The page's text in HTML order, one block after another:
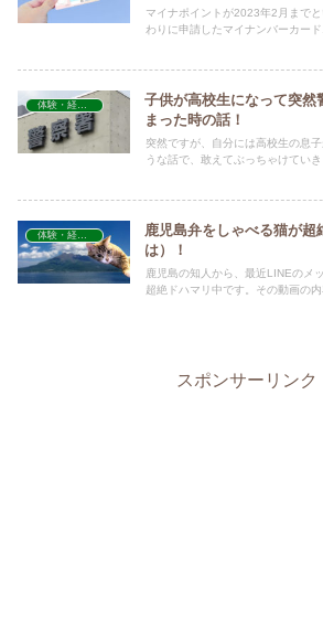
マイナポイントが2023年2月まで
わりに申請したマイナンバーカード
体験・経験談
子供が高校生になって突然
まった時の話！
突然ですが、自分には高校生の息
うな話で、敢えてぶっちゃけていき
体験・経験談
鹿児島弁をしゃべる猫が
は）！
鹿児島の知人から、最近LINEのメ
超絶ドハマリ中です。その動画の内
スポンサーリンク